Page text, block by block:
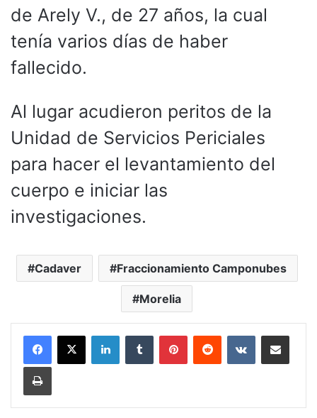
de Arely V., de 27 años, la cual
tenía varios días de haber
fallecido.
Al lugar acudieron peritos de la
Unidad de Servicios Periciales
para hacer el levantamiento del
cuerpo e iniciar las
investigaciones.
Cadaver Fraccionamiento Camponubes
Morelia
LinkedInTumblr PinterestReddit VKontakteCompartir por
Imprimir